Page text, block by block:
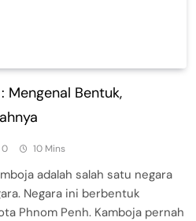
Mengenal Bentuk,
0 10 Mins
adalah salah satu negara
Negara ini berbentuk
Phnom Penh. Kamboja pernah